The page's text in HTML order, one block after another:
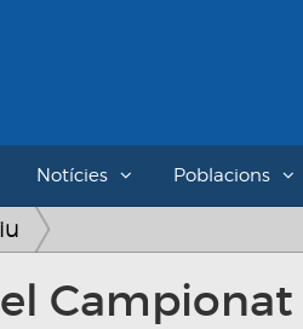
Notícies Poblacions